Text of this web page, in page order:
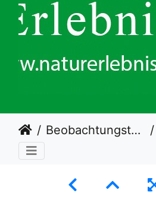
Beobachtungsturm Hirschauer Bucht